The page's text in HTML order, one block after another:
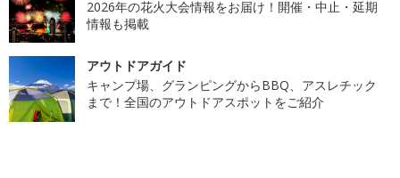
2026年の花火大会情報をお届け！開催・中止・延期
情報も掲載
アウトドアガイド
キャンプ場、グランピングからBBQ、アスレチック
まで！全国のアウトドアスポットをご紹介